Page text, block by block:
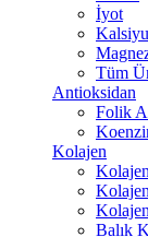
İyot
Tüm
Antioksidan
Folik
Kolajen
Balık